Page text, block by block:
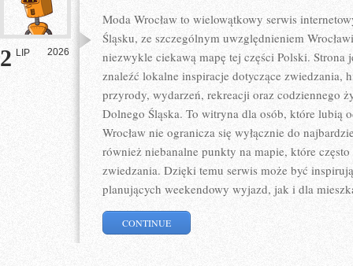
2 LIP 2026
Moda Wrocław to wielowątkowy serwis
Śląsku, ze szczególnym uwzględnieniem
niezwykle ciekawą mapę tej części Polski. Strona
znaleźć lokalne inspiracje dotyczące zwiedzania,
przyrody, wydarzeń, rekreacji oraz codziennego
Dolnego Śląska. To witryna dla osób, które lubią
Wrocław nie ogranicza się wyłącznie do
również niebanalne punkty na mapie, które
zwiedzania. Dzięki temu serwis może być
planujących weekendowy wyjazd, jak i dla
CONTINUE